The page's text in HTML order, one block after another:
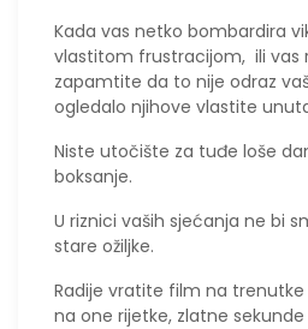
Kada vas netko bombardira
vlastitom frustracijom, ili vas
zapamtite da to nije odraz
ogledalo njihove vlastite
Niste utočište za tuđe loše
boksanje.
​U riznici vaših sjećanja ne bi
stare ožiljke.
​Radije vratite film na
na one rijetke, zlatne